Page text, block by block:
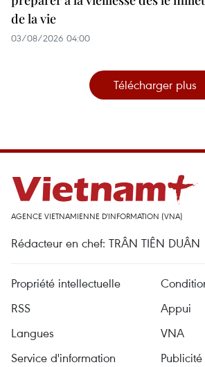
de la vie
03/08/2026 04:00
Télécharger plus
AGENCE VIETNAMIENNE D'INFORMATION (VNA)
Rédacteur en chef: TRÂN TIÊN DUÂN
Propriété intellectuelle
RSS
Appui
Langues
VNA
Service d'information
Publicité